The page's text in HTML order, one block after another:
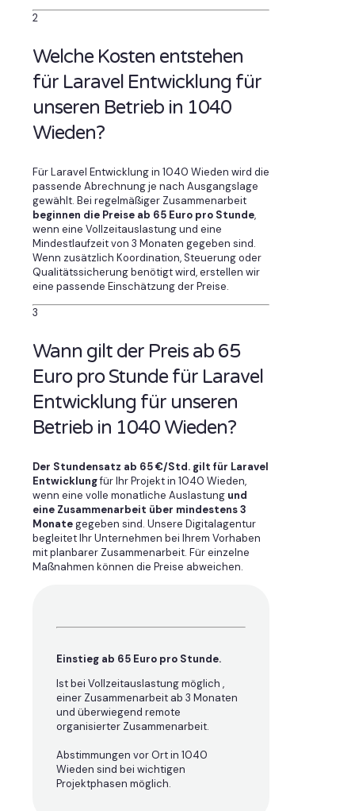
2
Welche Kosten entstehen
für Laravel Entwicklung für
unseren Betrieb in 1040
Wieden?
Für Laravel Entwicklung in 1040 Wieden wird die
passende Abrechnung je nach Ausgangslage
gewählt. Bei regelmäßiger Zusammenarbeit
beginnen die Preise ab 65 Euro pro Stunde,
wenn eine Vollzeitauslastung und eine
Mindestlaufzeit von 3 Monaten gegeben sind.
Wenn zusätzlich Koordination, Steuerung oder
Qualitätssicherung benötigt wird, erstellen wir
eine passende Einschätzung der Preise.
3
Wann gilt der Preis ab 65
Euro pro Stunde für Laravel
Entwicklung für unseren
Betrieb in 1040 Wieden?
Der Stundensatz ab 65 €/Std. gilt für Laravel
Entwicklungfür Ihr Projekt in 1040 Wieden,
wenn eine volle monatliche Auslastung und
eine Zusammenarbeit über mindestens 3
Monategegeben sind. Unsere Digitalagentur
begleitet Ihr Unternehmen bei Ihrem Vorhaben
mit planbarer Zusammenarbeit. Für einzelne
Maßnahmen können die Preise abweichen.
Einstieg ab 65 Euro pro Stunde.
Ist bei Vollzeitauslastung möglich ,
einer Zusammenarbeit ab 3 Monaten
und überwiegend remote
organisierter Zusammenarbeit.
Abstimmungen vor Ort in 1040
Wieden sind bei wichtigen
Projektphasen möglich.